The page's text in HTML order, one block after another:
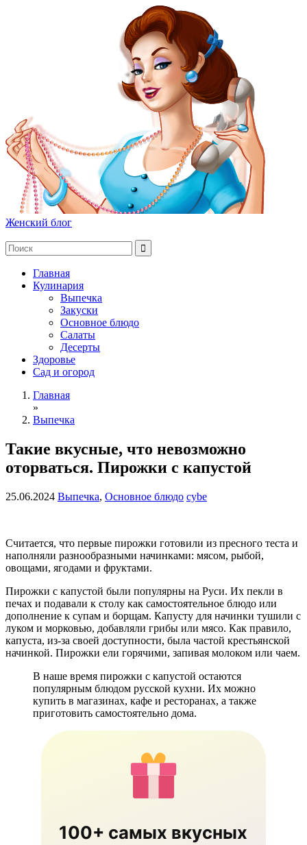
Женский блог
Главная
Кулинария
Выпечка
Закуски
Основное блюдо
Салаты
Десерты
Здоровье
Сад и огород
Главная
»
Выпечка
Такие вкусные, что невозможно
оторваться. Пирожки с капустой
25.06.2024 Выпечка, Основное блюдо cybe
Считается, что первые пирожки готовили из пресного теста и
наполняли разнообразными начинками: мясом, рыбой,
овощами, ягодами и фруктами.
Пирожки с капустой были популярны на Руси. Их пекли в
печах и подавали к столу как самостоятельное блюдо или
дополнение к супам и борщам. Капусту для начинки тушили с
луком и морковью, добавляли грибы или мясо. Как правило,
капуста, из-за своей доступности, была частой крестьянской
начинкой. Пирожки ели горячими, запивая молоком или чаем.
В наше время пирожки с капустой остаются
популярным блюдом русской кухни. Их можно
купить в магазинах, кафе и ресторанах, а также
приготовить самостоятельно дома.
100+ самых вкусных